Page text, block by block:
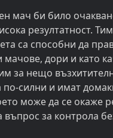
мач би било
резултатност.
са способни да
дори и като
за нещо
силни и имат
може да се окаже
въпрос за контрола